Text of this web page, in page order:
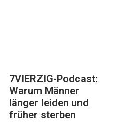
7VIERZIG-Podcast:
Warum Männer
länger leiden und
früher sterben